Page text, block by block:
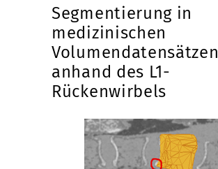
Segmentierung in
medizinischen
Volumendatensätzen
anhand des L1-
Rückenwirbels